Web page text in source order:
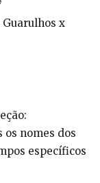
x
os nomes dos
específicos